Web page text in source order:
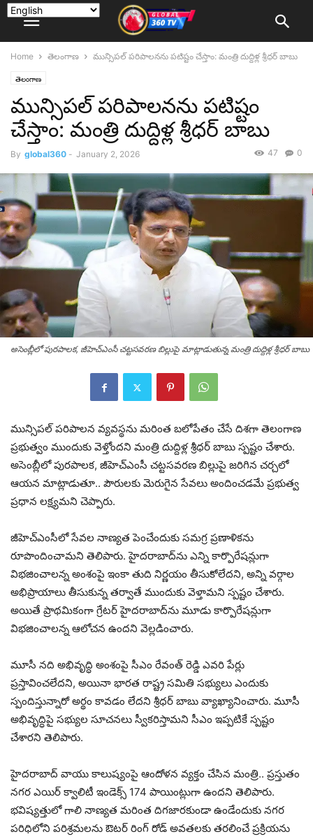
Home తెలంగాణ మున్సిపల్ పరిపాలనను పటిష్టం చేస్తాం: మంత్రి దుద్దిళ్ల శ్రీధర్‌ బాబు
తెలంగాణ
మున్సిపల్ పరిపాలనను పటిష్టం
చేస్తాం: మంత్రి దుద్దిళ్ల శ్రీధర్‌ బాబు
By global360 - January 2, 2026 0
47
అసెంబ్లీలో పురపాలక, జీహెచ్‌ఎంసీ చట్టసవరణ బిల్లుపై మాట్లాడుతున్న మంత్రి దుద్దిళ్ల శ్రీధర్‌ బాబు
మున్సిపల్ పరిపాలన వ్యవస్థను మరింత బలోపేతం చేసే దిశగా తెలంగాణ
ప్రభుత్వం ముందుకు వెళ్తోందని మంత్రి దుద్దిళ్ల శ్రీధర్‌ బాబు స్పష్టం చేశారు.
అసెంబ్లీలో పురపాలక, జీహెచ్‌ఎంసీ చట్టసవరణ బిల్లుపై జరిగిన చర్చలో
ఆయన మాట్లాడుతూ.. పౌరులకు మెరుగైన సేవలు అందించడమే ప్రభుత్వ
ప్రధాన లక్ష్యమని చెప్పారు.
జీహెచ్‌ఎంసీలో సేవల నాణ్యత పెంచేందుకు సమగ్ర ప్రణాళికను
రూపొందించామని తెలిపారు. హైదరాబాద్‌ను ఎన్ని కార్పొరేషన్లుగా
విభజించాలన్న అంశంపై ఇంకా తుది నిర్ణయం తీసుకోలేదని, అన్ని వర్గాల
అభిప్రాయాలు తీసుకున్న తర్వాతే ముందుకు వెళ్తామని స్పష్టం చేశారు.
అయితే ప్రాథమికంగా గ్రేటర్ హైదరాబాద్‌ను మూడు కార్పొరేషన్లుగా
విభజించాలన్న ఆలోచన ఉందని వెల్లడించారు.
మూసీ నది అభివృద్ధి అంశంపై సీఎం రేవంత్ రెడ్డి ఎవరి పేర్లు
ప్రస్తావించలేదని, అయినా భారత రాష్ట్ర సమితి సభ్యులు ఎందుకు
స్పందిస్తున్నారో అర్థం కావడం లేదని శ్రీధర్‌ బాబు వ్యాఖ్యానించారు. మూసీ
అభివృద్ధిపై సభ్యుల సూచనలు స్వీకరిస్తామని సీఎం ఇప్పటికే స్పష్టం
చేశారని తెలిపారు.
హైదరాబాద్‌ వాయు కాలుష్యంపై ఆందోళన వ్యక్తం చేసిన మంత్రి.. ప్రస్తుతం
నగర ఎయిర్ క్వాలిటీ ఇండెక్స్‌ 174 పాయింట్లుగా ఉందని తెలిపారు.
భవిష్యత్తులో గాలి నాణ్యత మరింత దిగజారకుండా ఉండేందుకు నగర
పరిధిలోని పరిశ్రమలను ఔటర్‌ రింగ్‌ రోడ్‌ అవతలకు తరలించే ప్రక్రియను